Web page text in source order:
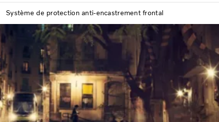
Système de protection anti-encastrement frontal